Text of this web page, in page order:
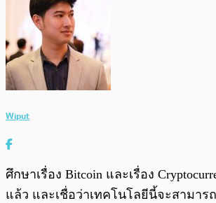
Wiput
ศึกษาเรื่อง Bitcoin และเรื่อง
แล้ว และเชื่อว่าเทคโนโลยีนี้จะสามาร